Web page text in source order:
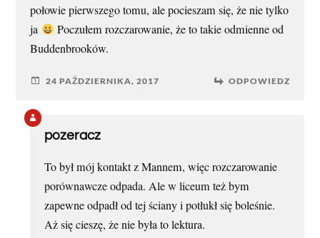
połowie pierwszego tomu, ale pocieszam się, że nie tylko
ja
Poczułem rozczarowanie, że to takie odmienne od
Buddenbrooków.
24 PAŹDZIERNIKA, 2017 ODPOWIEDZ
pozeracz
To był mój kontakt z Mannem, więc rozczarowanie
porównawcze odpada. Ale w liceum też bym
zapewne odpadł od tej ściany i potłukł się boleśnie.
Aż się cieszę, że nie była to lektura.